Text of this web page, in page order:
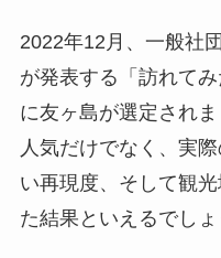
2022年12月、一般社
が発表する「訪れて
に友ヶ島が選定され
人気だけでなく、実
い再現度、そして観
た結果といえるでしょ